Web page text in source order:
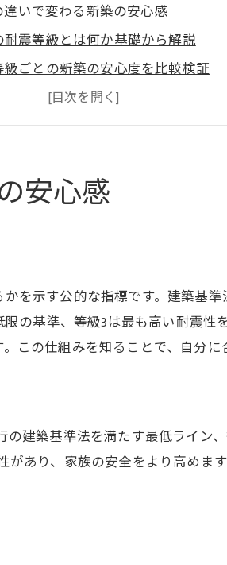
いで変わる新築の安心感
耐震等級とは何か基礎から解説
級ごとの新築の安心度を比較検証
重視すべき耐震等級の選び方
級の違いによる地震対策の効果
築耐震等級で得られる安心感
耐震性能評価のチェックポイント
重視したい耐震基準の見極め方法
級の意味と新築選びの判断基準
震に強い構造を見分ける方法
3取得の新築が注目される理由
安心感
を示す公的な指標です。建築基
の基準、等級3は最も高い耐震
この仕組みを知ることで、自分に
建築基準法を満たす最低ライン
あり、家族の安全をより高めま